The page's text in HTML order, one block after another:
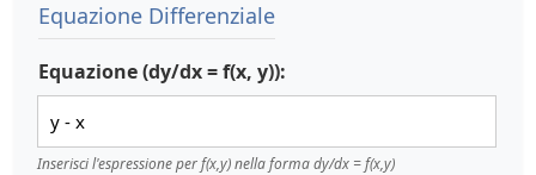
Equazione Differenziale
Equazione (dy/dx = f(x, y)):
Inserisci l'espressione per f(x,y) nella forma dy/dx = f(x,y)